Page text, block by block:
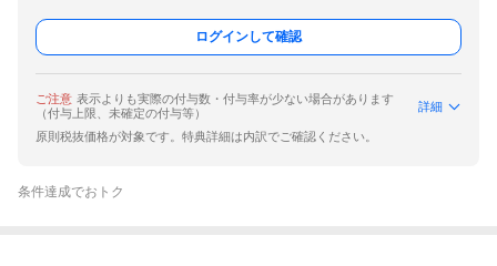
ログインして確認
ご注意 表示よりも実際の付与数・付与率が少ない場合があります
（付与上限、未確定の付与等）
詳細
原則税抜価格が対象です。特典詳細は内訳でご確認ください。
条件達成でおトク